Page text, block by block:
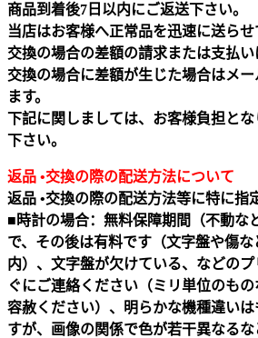
商品到着後7日以内にご返送下さい。
当店はお客様へ正常品を迅速に送ら
交換の場合の差額の請求または支払い
交換の場合に差額が生じた場合はメ
ます。
下記に関しましては、お客様負担と
下さい。
返品 •交換の際の配送方法について
返品 •交換の際の配送方法等に特に指
■時計の場合：無料保障期間（不動な
で、その後は有料です（文字盤や傷
内）、文字盤が欠けている、などの
ぐにご連絡ください（ミリ単位のも
容赦ください）、明らかな機種違い
すが、画像の関係で色が若干異なる